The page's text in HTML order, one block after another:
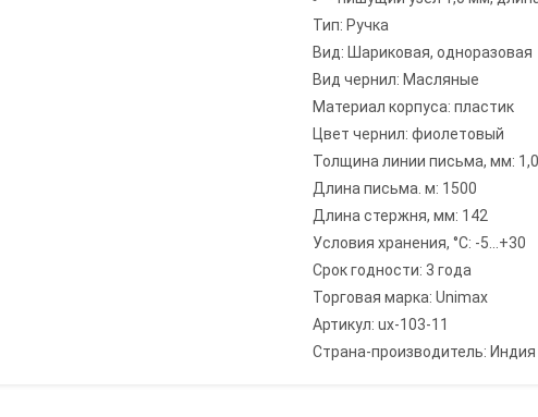
Тип: Ручка
Вид: Шариковая, одноразовая
Вид чернил: Масляные
Материал корпуса: пластик
Цвет чернил: фиолетовый
Толщина линии письма, мм: 1,0
Длина письма. м: 1500
Длина стержня, мм: 142
Условия хранения, °C: -5...+30
Срок годности: 3 года
Торговая марка: Unimax
Артикул: ux-103-11
Страна-производитель: Индия